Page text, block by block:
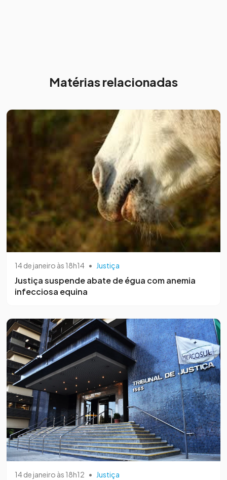
Matérias relacionadas
14 de janeiro às 18h14 • Justiça
Justiça suspende abate de égua com anemia
infecciosa equina
14 de janeiro às 18h12 • Justiça